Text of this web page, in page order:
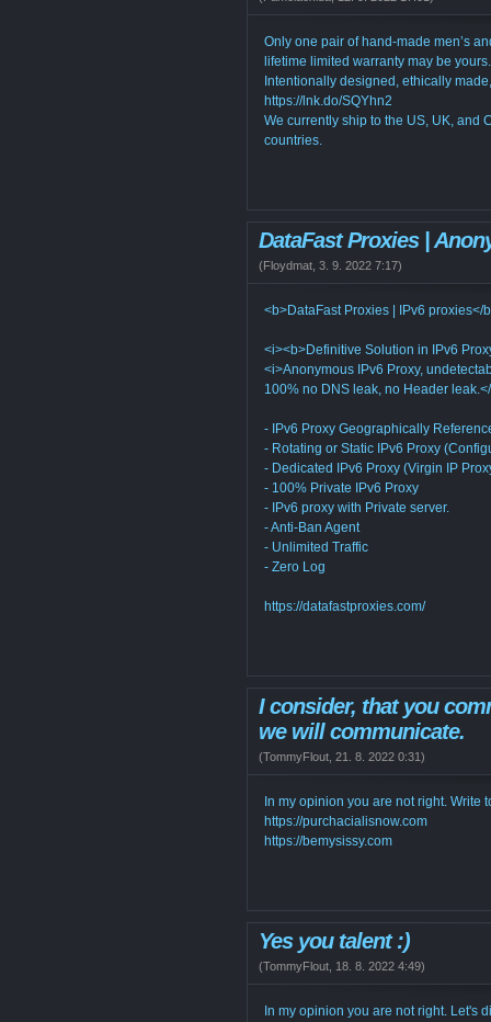
Only one pair of hand-made men’s
lifetime limited warranty may be yours.
Intentionally designed, ethically
https://lnk.do/SQYhn2
We currently ship to the US, UK, and
countries.
DataFast Proxies |
(Floydmat 3. 9. 2022 7:17)
<b>DataFast Proxies | IPv6 proxies</
<i><b>Definitive Solution in IPv6
<i>Anonymous IPv6 Proxy,
100% no DNS leak, no Header
- IPv6 Proxy Geographically
- Rotating or Static IPv6 Proxy
- Dedicated IPv6 Proxy (Virgin IP
- 100% Private IPv6 Proxy
- IPv6 proxy with Private server.
- Anti-Ban Agent
- Unlimited Traffic
- Zero Log
https://datafastproxies.com/
I consider, that you
we will communicate.
(TommyFlout 21. 8. 2022 0:31)
In my opinion you are not right. Write
https://purchacialisnow.com
https://bemysissy.com
Yes you talent :)
(TommyFlout 18. 8. 2022 4:49)
In my opinion you are not right. Let's